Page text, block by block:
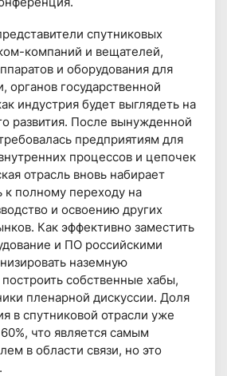
спутниковых
компаний и вещателей,
и оборудования для
органов государственной
индустрия будет выглядеть на
развития. После вынужденной
предприятиям для
процессов и цепочек
отрасль вновь набирает
к полному переходу на
и освоению других
Как эффективно заместить
и ПО российскими
наземную
собственные хабы,
пленарной дискуссии. Доля
в спутниковой отрасли уже
что является самым
в области связи, но это